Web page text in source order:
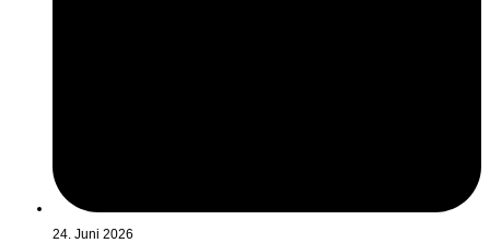
24. Juni 2026